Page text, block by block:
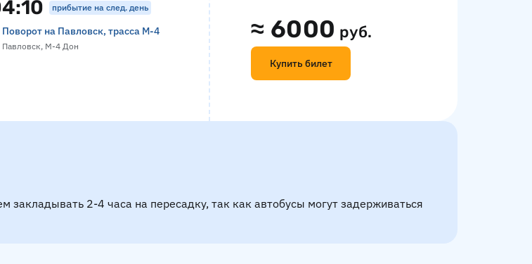
прибытие на след. день
Поворот на Павловск, трасса М-4
Павловск, М-4 Дон
≈ 6000 руб.
Купить билет
2-4 часа на пересадку, так как автобусы могут задерживаться